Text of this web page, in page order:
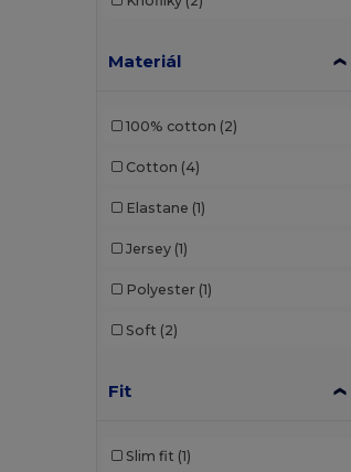
Materiál
100% cotton (2)
Cotton (4)
Elastane (1)
Jersey (1)
Polyester (1)
Soft (2)
Fit
Slim fit (1)